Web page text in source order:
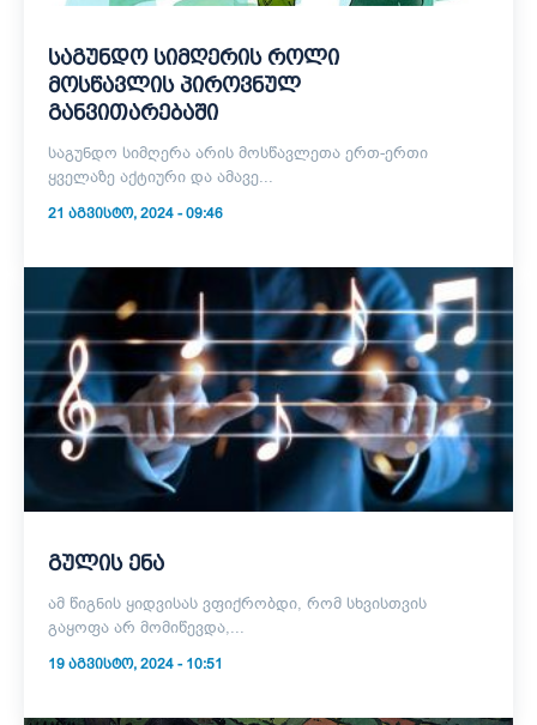
საგუნდო სიმღერის როლი
მოსწავლის პიროვნულ
განვითარებაში
საგუნდო სიმღერა არის მოსწავლეთა ერთ-ერთი
ყველაზე აქტიური და ამავე...
21 ᲐᲒᲕᲘᲡᲢᲝ, 2024 - 09:46
გულის ენა
ამ წიგნის ყიდვისას ვფიქრობდი, რომ სხვისთვის
გაყოფა არ მომიწევდა,...
19 ᲐᲒᲕᲘᲡᲢᲝ, 2024 - 10:51